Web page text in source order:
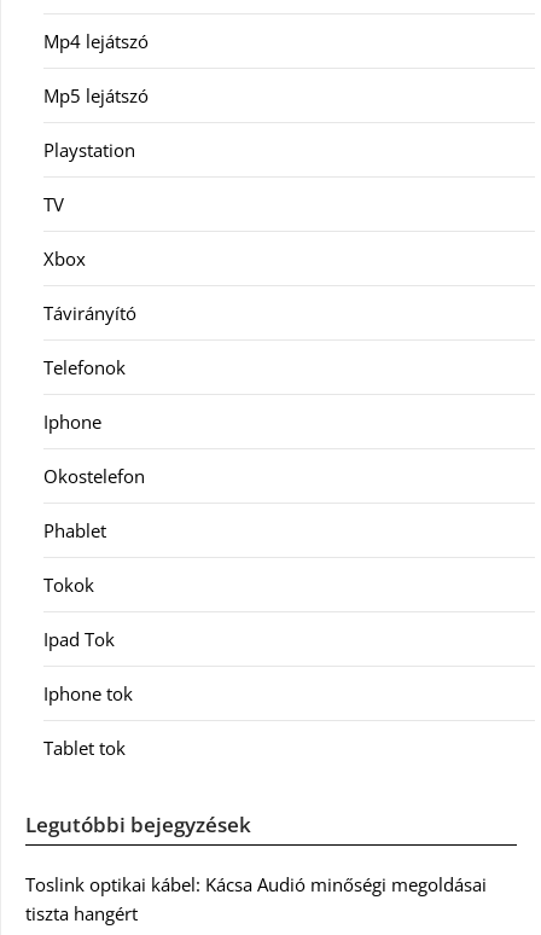
Mp4 lejátszó
Mp5 lejátszó
Playstation
TV
Xbox
Távirányító
Telefonok
Iphone
Okostelefon
Phablet
Tokok
Ipad Tok
Iphone tok
Tablet tok
Legutóbbi bejegyzések
Toslink optikai kábel: Kácsa Audió minőségi megoldásai
tiszta hangért